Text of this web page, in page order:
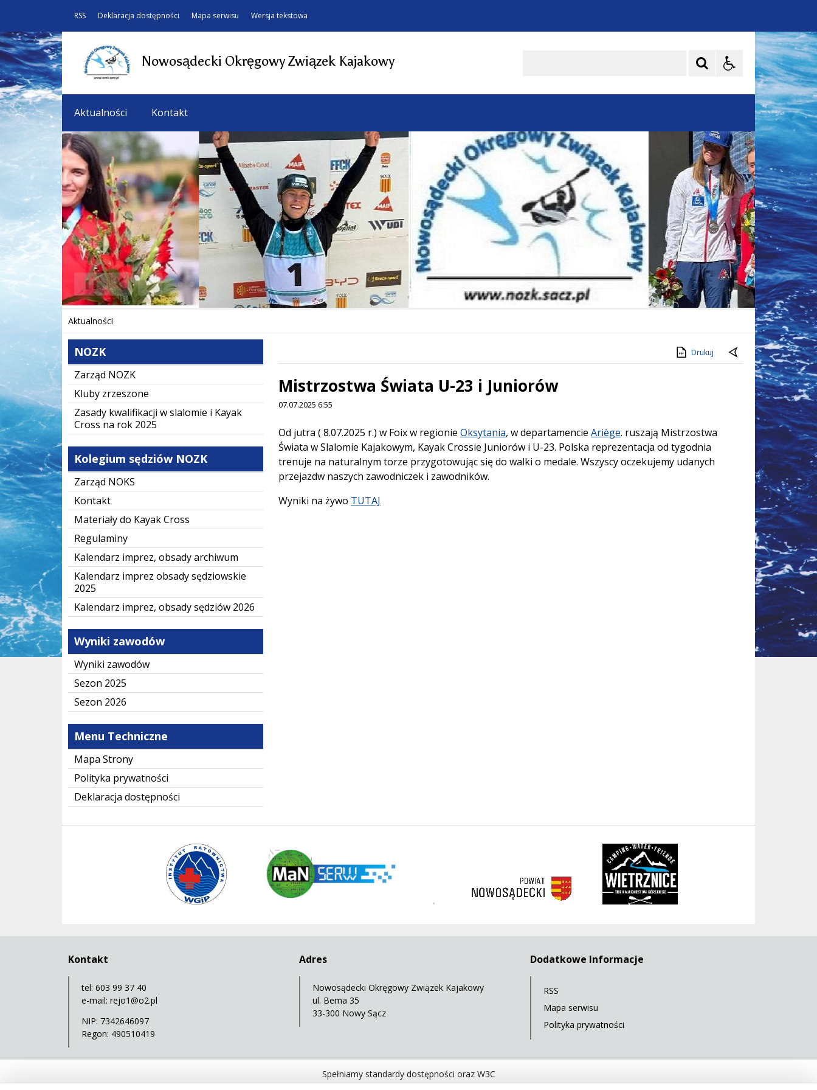
RSS Deklaracja dostępności Mapa serwisu Wersja tekstowa
Nowosądecki Okręgowy Związek Kajakowy
Aktualności Kontakt
Poprzedni Element
Następny Element
❚❚
Aktualności
NOZK
Zarząd NOZK
Kluby zrzeszone
Zasady kwalifikacji w slalomie i Kayak
Cross na rok 2025
Kolegium sędziów NOZK
Zarząd NOKS
Kontakt
Materiały do Kayak Cross
Regulaminy
Kalendarz imprez, obsady archiwum
Kalendarz imprez obsady sędziowskie
2025
Kalendarz imprez, obsady sędziów 2026
Wyniki zawodów
Wyniki zawodów
Sezon 2025
Sezon 2026
Menu Techniczne
Mapa Strony
Polityka prywatności
Deklaracja dostępności
Drukuj
Mistrzostwa Świata U-23 i Juniorów
07.07.2025 6:55
Treść
Od jutra ( 8.07.2025 r.) w Foix w regionie Oksytania, w departamencie Ariège. ruszają Mistrzostwa
Świata w Slalomie Kajakowym, Kayak Crossie Juniorów i U-23. Polska reprezentacja od tygodnia
trenuje na naturalnym torze przygotowując się do walki o medale. Wszyscy oczekujemy udanych
przejazdw naszych zawodniczek i zawodników.
Wyniki na żywo TUTAJ
Polski Związek Kajakowy
Instytut Ratownictwa WGiP
3 korony
Kontakt
tel: 603 99 37 40
e-mail: rejo1@o2.pl
NIP: 7342646097
Regon: 490510419
Adres
Nowosądecki Okręgowy Związek Kajakowy
ul. Bema 35
33-300 Nowy Sącz
Dodatkowe Informacje
RSS
Mapa serwisu
Polityka prywatności
Spełniamy standardy dostępności oraz W3C